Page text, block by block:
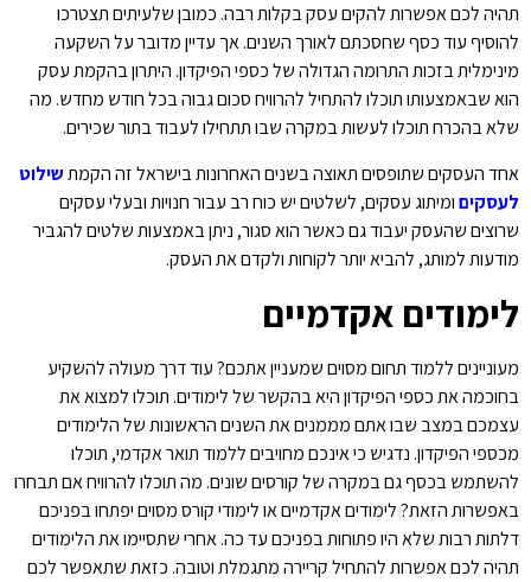
תהיה לכם אפשרות להקים עסק בקלות רבה. כמובן שלעיתים תצטרכו
להוסיף עוד כסף שחסכתם לאורך השנים. אך עדיין מדובר על השקעה
מינימלית בזכות התרומה הגדולה של כספי הפיקדון. היתרון בהקמת עסק
הוא שבאמצעותו תוכלו להתחיל להרוויח סכום גבוה בכל חודש מחדש. מה
שלא בהכרח תוכלו לעשות במקרה שבו תתחילו לעבוד בתור שכירים.
אחד העסקים שתופסים תאוצה בשנים האחרונות בישראל זה הקמתשילוט
לעסקיםומיתוג עסקים, לשלטים יש כוח רב עבור חנויות ובעלי עסקים
שרוצים שהעסק יעבוד גם כאשר הוא סגור, ניתן באמצעות שלטים להגביר
מודעות למותג, להביא יותר לקוחות ולקדם את העסק.
לימודים אקדמיים
מעוניינים ללמוד תחום מסוים שמעניין אתכם? עוד דרך מעולה להשקיע
בחוכמה את כספי הפיקדון היא בהקשר של לימודים. תוכלו למצוא את
עצמכם במצב שבו אתם מממנים את השנים הראשונות של הלימודים
מכספי הפיקדון. נדגיש כי אינכם מחויבים ללמוד תואר אקדמי, תוכלו
להשתמש בכסף גם במקרה של קורסים שונים. מה תוכלו להרוויח אם תבחרו
באפשרות הזאת? לימודים אקדמיים או לימודי קורס מסוים יפתחו בפניכם
דלתות רבות שלא היו פתוחות בפניכם עד כה. אחרי שתסיימו את הלימודים
תהיה לכם אפשרות להתחיל קריירה מתגמלת וטובה. כזאת שתאפשר לכם